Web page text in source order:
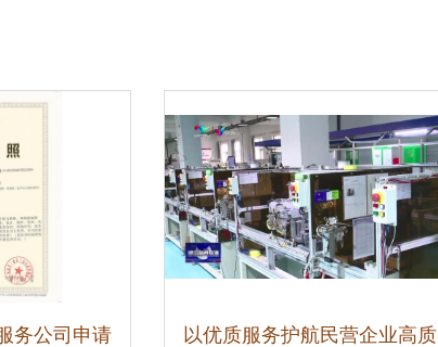
务公司申请 以优质服务护航民营企业高质